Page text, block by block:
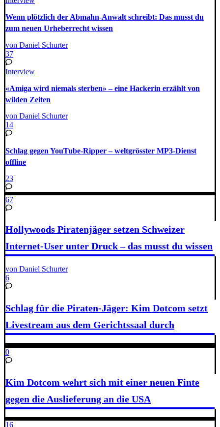
Wenn plötzlich der Abmahn-Anwalt schreibt: Das musst du
zum neuen Urheberrecht wissen
von Daniel Schurter
37
Interview
«Amiga wird niemals sterben» – eine Hackerin erzählt von
wilden Zeiten
von Daniel Schurter
14
Schlag gegen YouTube-Ripper – weltgrösster MP3-Dienst
offline
23
67
Hollywoods Piratenjäger setzen Schweizer
Internet-User unter Druck – das musst du wissen
von Daniel Schurter
6
Schlag für die Piraten-Jäger: Kim Dotcom setzt
Livestream aus dem Gerichtssaal durch
0
Kim Dotcom wehrt sich mit einer neuen Finte
gegen die Auslieferung an die USA
16